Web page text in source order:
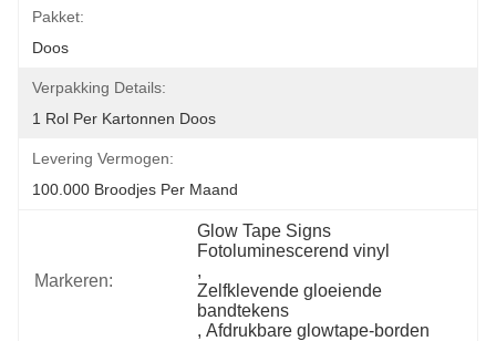
Pakket:
Doos
Verpakking Details:
1 Rol Per Kartonnen Doos
Levering Vermogen:
100.000 Broodjes Per Maand
Markeren:
Glow Tape Signs
Fotoluminescerend vinyl
,
Zelfklevende gloeiende
bandtekens
, Afdrukbare glowtape-borden